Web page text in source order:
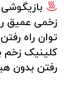
زخمی عمیق
توان راه
کلینیک زخم
رفتن بدون